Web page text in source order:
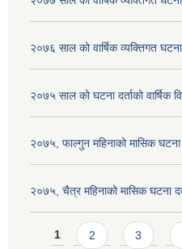
२०७६ साल को वार्षिक व्यक्तिगत घटना
२०७५ साल को घटना दर्ताको वार्षिक
२०७५, फाल्गुन महिनाको मासिक घटना
२०७५, चैत्र महिनाको मासिक घटना
Pages
1 2 3